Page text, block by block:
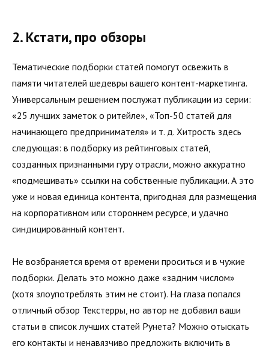
2. Кстати, про обзоры
Тематические подборки статей помогут освежить в
памяти читателей шедевры вашего контент-маркетинга.
Универсальным решением послужат публикации из серии:
«25 лучших заметок о ритейле», «Топ-50 статей для
начинающего предпринимателя» и т. д. Хитрость здесь
следующая: в подборку из рейтинговых статей,
созданных признанными гуру отрасли, можно аккуратно
«подмешивать» ссылки на собственные публикации. А это
уже и новая единица контента, пригодная для размещения
на корпоративном или стороннем ресурсе, и удачно
синдицированный контент.
Не возбраняется время от времени проситься и в чужие
подборки. Делать это можно даже «задним числом»
(хотя злоупотреблять этим не стоит). На глаза попался
отличный обзор Текстерры, но автор не добавил ваши
статьи в список лучших статей Рунета? Можно отыскать
его контакты и ненавязчиво предложить включить в